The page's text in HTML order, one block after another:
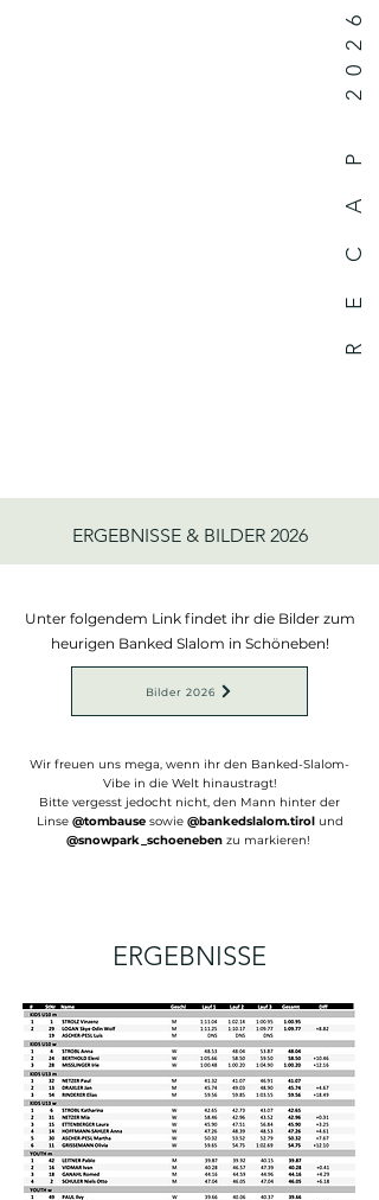
R E C A P 2026
ERGEBNISSE & BILDER 2026
Unter folgendem Link findet ihr die Bilder zum
heurigen Banked Slalom in Schöneben!
Wir freuen uns mega, wenn ihr den Banked-Slalom-
Vibe in die Welt hinaustragt!
Bitte vergesst jedocht nicht, den Mann hinter der
Linse @tombausesowie @bankedslalom.tirolund
@snowpark_schoenebenzu markieren!
Bilder 2026
ERGEBNISSE